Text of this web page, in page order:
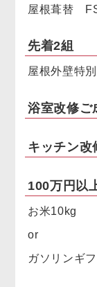
屋根葺替
先着2組
屋根外壁特
浴室改修ご
キッチン改
100万円以
お米10kg
or
ガソリンギ